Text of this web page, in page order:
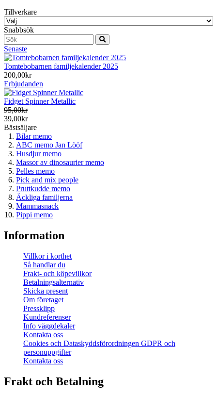
Tillverkare
Snabbsök
Senaste
Tomtebobarnen familjekalender 2025
200,00kr
Erbjudanden
Fidget Spinner Metallic
95,00kr
39,00kr
Bästsäljare
Bilar memo
ABC memo Jan Lööf
Husdjur memo
Massor av dinosaurier memo
Pelles memo
Pick and mix people
Pruttkudde memo
Äckliga familjerna
Mammasnack
Pippi memo
Information
Villkor i korthet
Så handlar du
Frakt- och köpevillkor
Betalningsalternativ
Skicka present
Om företaget
Pressklipp
Kundreferenser
Info väggdekaler
Kontakta oss
Cookies och Dataskyddsförordningen GDPR och
personuppgifter
Kontakta oss
Frakt och Betalning